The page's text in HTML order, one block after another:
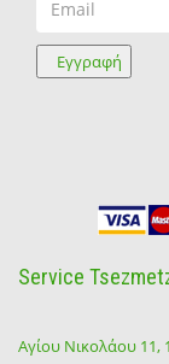
Εγγραφή
Service
Αγίου Νικολάου 11,